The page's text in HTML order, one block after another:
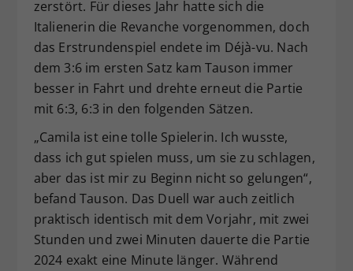
zerstört. Für dieses Jahr hatte sich die
Italienerin die Revanche vorgenommen, doch
das Erstrundenspiel endete im Déjà-vu. Nach
dem 3:6 im ersten Satz kam Tauson immer
besser in Fahrt und drehte erneut die Partie
mit 6:3, 6:3 in den folgenden Sätzen.
„Camila ist eine tolle Spielerin. Ich wusste,
dass ich gut spielen muss, um sie zu schlagen,
aber das ist mir zu Beginn nicht so gelungen“,
befand Tauson. Das Duell war auch zeitlich
praktisch identisch mit dem Vorjahr, mit zwei
Stunden und zwei Minuten dauerte die Partie
2024 exakt eine Minute länger. Während